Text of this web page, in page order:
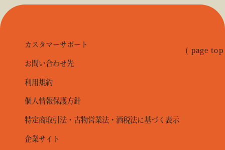
( page
カスタマーサポート
お問い合わせ先
利用規約
個人情報保護方針
特定商取引法・古物営業法・酒税法に基づく表示
企業サイト